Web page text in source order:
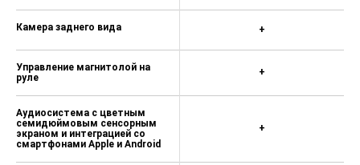
Камера заднего вида
Управление магнитолой на
руле
Аудиосистема с цветным
семидюймовым сенсорным
экраном и интеграцией со
смартфонами Apple и Android
+
+
+